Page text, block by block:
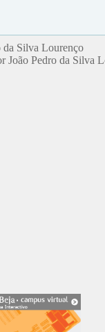
da Silva Lourenço
João Pedro da Silva